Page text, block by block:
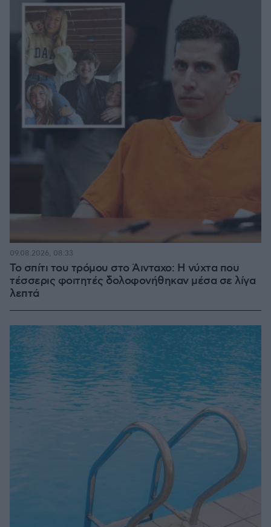
Το σπίτι του τρόμου στο Άινταχο: Η νύχτα που
τέσσερις φοιτητές δολοφονήθηκαν μέσα σε λίγα
λεπτά
09.08.2026, 08:33